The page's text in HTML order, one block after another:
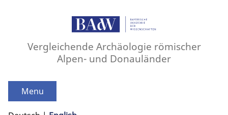
Vergleichende Archäologie römischer
Alpen- und Donauländer
Menu